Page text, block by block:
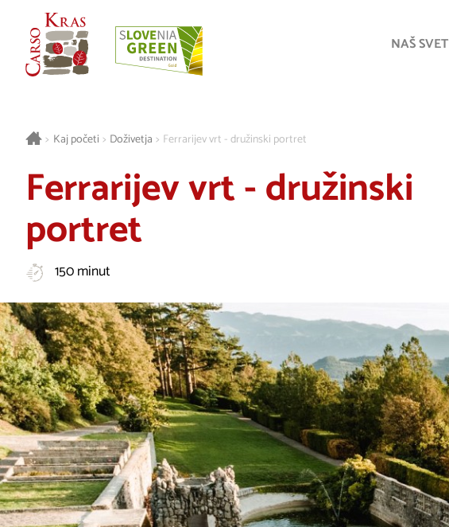
NAŠ SVET
> Kaj početi > Doživetja > Ferrarijev vrt - družinski portret
Ferrarijev vrt - družinski
portret
150 minut